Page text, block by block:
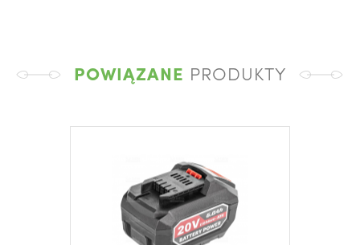
POWIĄZANE PRODUKTY